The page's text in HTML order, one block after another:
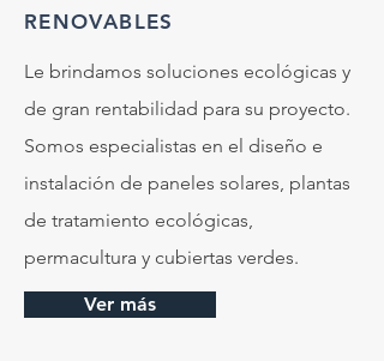
RENOVABLES
Le brindamos soluciones ecológicas y
de gran rentabilidad para su proyecto.
Somos especialistas en el diseño e
instalación de paneles solares, plantas
de tratamiento ecológicas,
permacultura y cubiertas verdes.
Ver más